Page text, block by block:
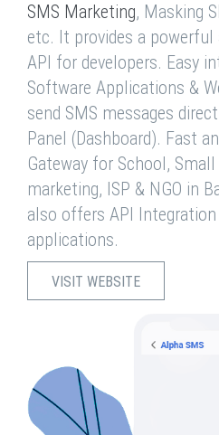
SMS Marketing, Masking
etc. It provides a powerful
API for developers. Easy
Software Applications &
send SMS messages
Panel (Dashboard). Fast
Gateway for School,
marketing, ISP & NGO in
also offers API
applications.
VISIT WEBSITE